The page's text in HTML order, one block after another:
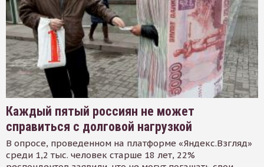
Каждый пятый россиян не может
справиться с долговой нагрузкой
В опросе, проведенном на платформе «Яндекс.Взгляд»
среди 1,2 тыс. человек старше 18 лет, 22%